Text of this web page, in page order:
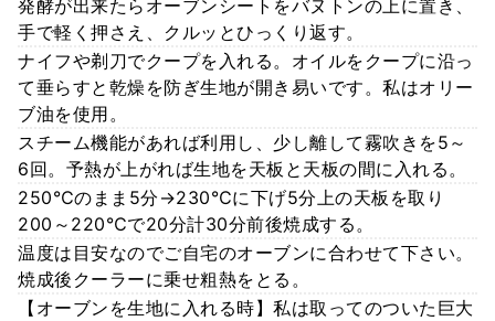
発酵が出来たらオーブンシートをバヌトンの上に置き、
手で軽く押さえ、クルッとひっくり返す。
ナイフや剃刀でクープを入れる。オイルをクープに沿っ
て垂らすと乾燥を防ぎ生地が開き易いです。私はオリー
ブ油を使用。
スチーム機能があれば利用し、少し離して霧吹きを5～
6回。予熱が上がれば生地を天板と天板の間に入れる。
250℃のまま5分→230℃に下げ5分上の天板を取り
200～220℃で20分計30分前後焼成する。
温度は目安なのでご自宅のオーブンに合わせて下さい。
焼成後クーラーに乗せ粗熱をとる。
【オーブンを生地に入れる時】私は取ってのついた巨大